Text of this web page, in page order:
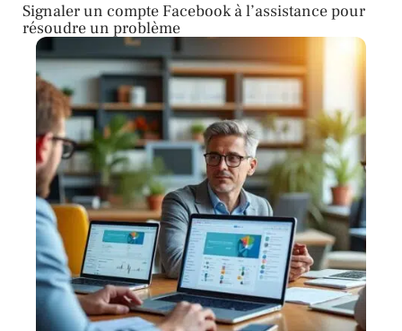
Signaler un compte Facebook à l’assistance pour
résoudre un problème